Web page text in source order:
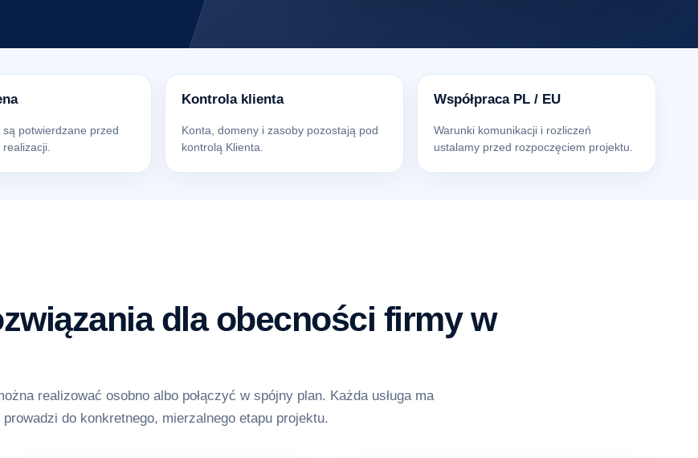
są potwierdzane przed
Kontrola klienta
Konta, domeny i zasoby pozostają pod
kontrolą Klienta.
Współpraca PL / EU
Warunki komunikacji i rozliczeń
ustalamy przed rozpoczęciem projektu.
dla obecności firmy w
realizować osobno albo połączyć w spójny plan. Każda usługa ma
do konkretnego, mierzalnego etapu projektu.